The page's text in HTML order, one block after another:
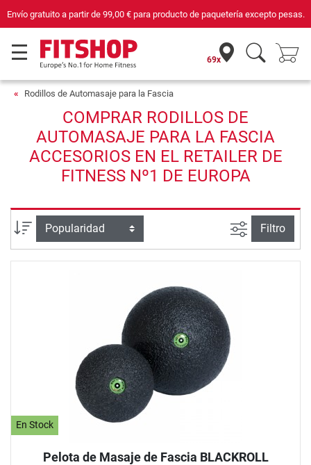
Envío gratuito a partir de 99,00 €para producto de paquetería excepto pesas.
69x
Rodillos de Automasaje para la Fascia
COMPRAR RODILLOS DE
AUTOMASAJE PARA LA FASCIA
ACCESORIOS EN EL RETAILER DE
FITNESS Nº1 DE EUROPA
Ordenar por Busqueda
Filtro
En Stock
Pelota de Masaje de Fascia BLACKROLL